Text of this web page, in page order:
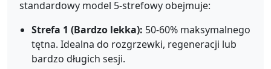
standardowy model 5-strefowy obejmuje:
Strefa 1 (Bardzo lekka): 50-60% maksymalnego
tętna. Idealna do rozgrzewki, regeneracji lub
bardzo długich sesji.